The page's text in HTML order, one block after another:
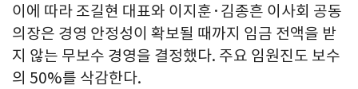
이에 따라 조길현 대표와 이지훈·김종흔 이사회 공동
의장은 경영 안정성이 확보될 때까지 임금 전액을 받
지 않는 무보수 경영을 결정했다. 주요 임원진도 보수
의 50%를 삭감한다.